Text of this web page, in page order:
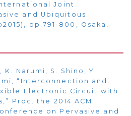
Joint
and Ubiquitous
pp.791-800, Osaka,
K. Narumi, S. Shino, Y.
“Interconnection and
Electronic Circuit with
Proc. the 2014 ACM
on Pervasive and